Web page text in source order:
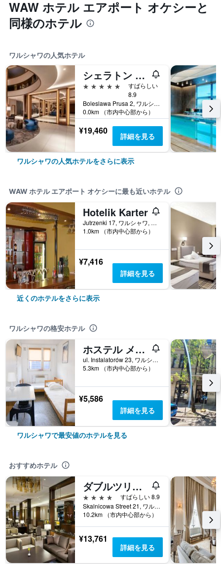
WAW ホテル エアポート オケシーと
同様のホテル
ワルシャワの人気ホテル
シェラトン グランド ワルシャワ
5つ星
すばらしい
8.9
Boleslawa Prusa 2, ワルシャワ, マゾフシェ県, ポーランド
0.0km （市内中心部から）
¥19,460 詳細を見る
ワルシャワの人気ホテルをさらに表示
WAW ホテル エアポート オケシーに最も近いホテル
Hotelik Karter
Jutrzenki 17, ワルシャワ, マゾフシェ県, ポーランド
1.0km （市内中心部から）
¥7,416
詳細を見る
近くのホテルをさらに表示
ワルシャワの格安ホテル
ホステル メトロ
ul. Instalatorów 23, ワルシャワ, マゾフシェ県, ポーランド
5.3km （市内中心部から）
¥5,586
詳細を見る
ワルシャワで最安値のホテルを見る
おすすめホテル
ダブルツリー バイ ヒルトン ホテル＆コンファレンスセンター ワルシャワ
4つ星
すばらしい 8.9
Skalnicowa Street 21, ワルシャワ, マゾフシェ県, ポーランド
10.2km （市内中心部から）
¥13,761
詳細を見る